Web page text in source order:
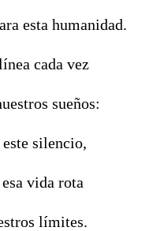
esta humanidad.
cada vez
sueños:
silencio,
vida rota
límites.